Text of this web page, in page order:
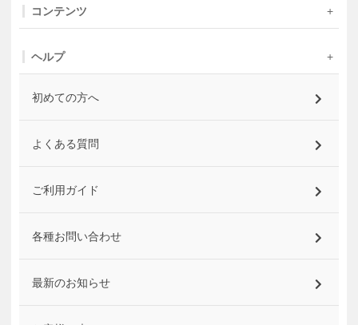
コンテンツ
ヘルプ
初めての方へ
よくある質問
ご利用ガイド
各種お問い合わせ
最新のお知らせ